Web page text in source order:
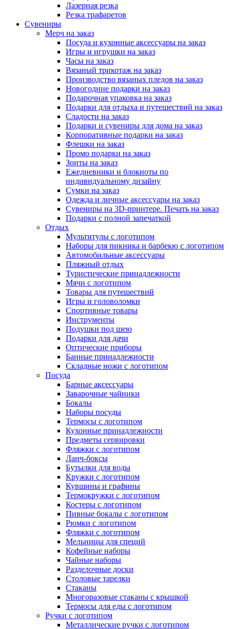
Лазерная резка
Резка трафаретов
Сувениры
Мерч на заказ
Посуда и кухонные аксессуары на заказ
Игры и игрушки на заказ
Часы на заказ
Вязаный трикотаж на заказ
Производство вязаных пледов на заказ
Новогодние подарки на заказ
Подарочная упаковка на заказ
Подарки для отдыха и путешествий на заказ
Сладости на заказ
Подарки и сувениры для дома на заказ
Корпоративные подарки на заказ
Флешки на заказ
Промо подарки на заказ
Зонты на заказ
Ежедневники и блокноты по
индивидуальному дизайну
Сумки на заказ
Одежда и личные аксессуары на заказ
Сувениры на 3D-принтере. Печать на заказ
Подарки с полной запечаткой
Отдых
Мультитулы с логотипом
Наборы для пикника и барбекю с логотипом
Автомобильные аксессуары
Пляжный отдых
Туристические принадлежности
Мячи с логотипом
Товары для путешествий
Игры и головоломки
Спортивные товары
Инструменты
Подушки под шею
Подарки для дачи
Оптические приборы
Банные принадлежности
Складные ножи с логотипом
Посуда
Барные аксессуары
Заварочные чайники
Бокалы
Наборы посуды
Термосы с логотипом
Кухонные принадлежности
Предметы сервировки
Фляжки с логотипом
Ланч-боксы
Бутылки для воды
Кружки с логотипом
Кувшины и графины
Термокружки с логотипом
Костеры с логотипом
Пивные бокалы с логотипом
Рюмки с логотипом
Фляжки с логотипом
Мельницы для специй
Кофейные наборы
Чайные наборы
Разделочные доски
Столовые тарелки
Стаканы
Многоразовые стаканы с крышкой
Термосы для еды с логотипом
Ручки с логотипом
Металлические ручки с логотипом